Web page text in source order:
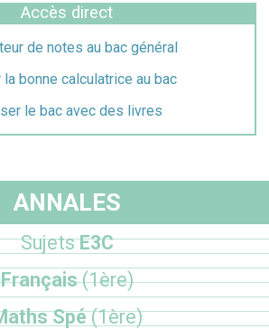
Accès direct
de notes au bac général
la bonne calculatrice au bac
le bac avec des livres
ANNALES
SujetsE3C
Français(1ère)
Spé(1ère)